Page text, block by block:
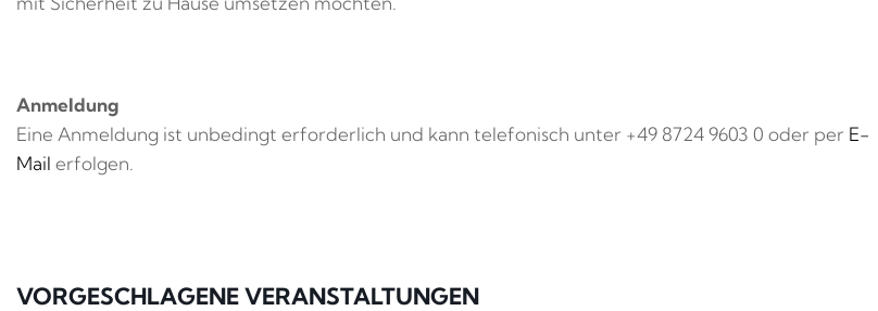
Anmeldung
Eine Anmeldung ist unbedingt erforderlich und kann telefonisch unter +49 8724 9603 0 oder per E-
Mail erfolgen.
VORGESCHLAGENE VERANSTALTUNGEN